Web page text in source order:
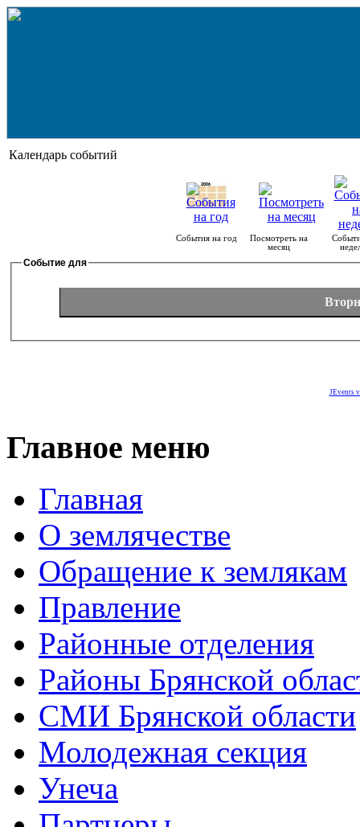
Календарь событий
События на год
Посмотреть на
месяц
Событие для
JEvents
Главное меню
Главная
О землячестве
Обращение к землякам
Правление
Районные отделения
Районы Брянской
СМИ Брянской области
Молодежная секция
Унеча